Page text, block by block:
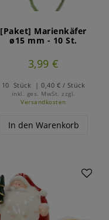
[Paket] Marienkäfer
ø15 mm - 10 St.
3,99 €
10 Stück | 0,40 € / Stück
inkl. ges. MwSt. zzgl.
Versandkosten
In den Warenkorb
Artikelpaket